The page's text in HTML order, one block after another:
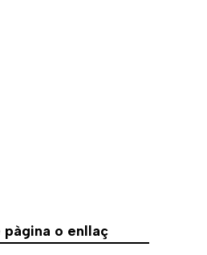
pàgina o enllaç